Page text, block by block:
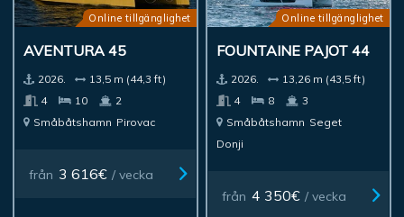
Online tillgänglighet
AVENTURA 45
2026.
13,5 m (44,3 ft)
4
10
2
Småbåtshamn Pirovac
från 3 616€ / vecka
Online tillgänglighet
FOUNTAINE PAJOT 44
2026.
13,26 m (43,5 ft)
4
8
3
Småbåtshamn Seget
Donji
från 4 350€ / vecka